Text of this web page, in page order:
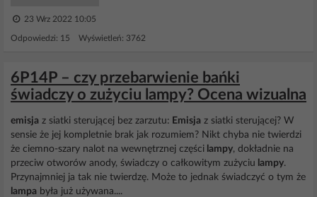
23 Wrz 2022 10:05
Odpowiedzi: 15 Wyświetleń: 3762
6P14P – czy przebarwienie bańki
świadczy o zużyciu lampy? Ocena wizualna
emisja z siatki sterującej bez zarzutu: Emisja z siatki sterującej? W
sensie że jej kompletnie brak jak rozumiem? Nikt chyba nie twierdzi
że ciemno-szary nalot na wewnętrznej części lampy, dokładnie na
przeciw otworów anody, świadczy o całkowitym zużyciu lampy.
Przynajmniej ja tak nie twierdzę. Może to jednak świadczyć o tym że
lampa była już używana....